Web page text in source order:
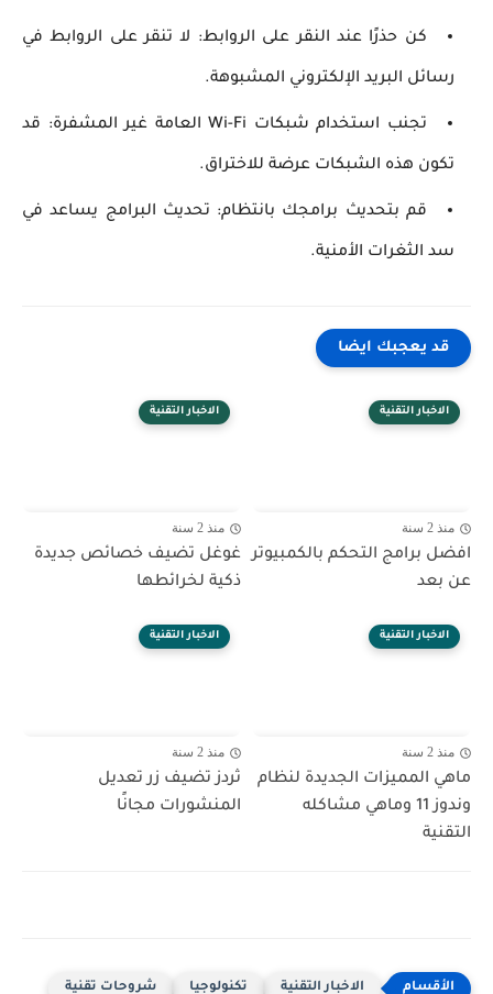
كن حذرًا عند النقر على الروابط: لا تنقر على الروابط في
رسائل البريد الإلكتروني المشبوهة.
تجنب استخدام شبكات Wi-Fi العامة غير المشفرة: قد
تكون هذه الشبكات عرضة للاختراق.
قم بتحديث برامجك بانتظام: تحديث البرامج يساعد في
سد الثغرات الأمنية.
قد يعجبك ايضا
الاخبار التقنية
منذ 2 سنة
افضل برامج التحكم بالكمبيوتر
عن بعد
الاخبار التقنية
منذ 2 سنة
غوغل تضيف خصائص جديدة
ذكية لخرائطها
الاخبار التقنية
منذ 2 سنة
ماهي المميزات الجديدة لنظام
وندوز 11 وماهي مشاكله
التقنية
الاخبار التقنية
منذ 2 سنة
ثردز تضيف زر تعديل
المنشورات مجانًا
الاخبار التقنية تكنولوجيا شروحات تقنية